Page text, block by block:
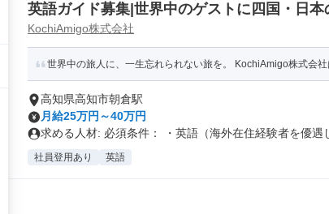
英語ガイド募集|世界中のゲストに四国・日
KochiAmigo株式会社
世界中の旅人に、一生忘れられない旅を。 KochiAmigo株式会
高知県高知市朝倉駅
月給25万円～40万円
求める人材: 必須条件： ・英語（海外在住経験者を優遇
社員登用あり 英語